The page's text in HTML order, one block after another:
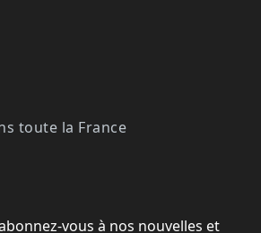
toute la France
vous à nos nouvelles et